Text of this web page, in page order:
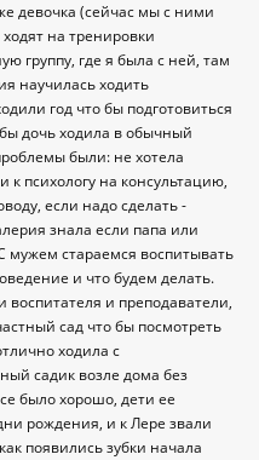
девочка (сейчас мы с ними
на тренировки
группу, где я была с ней, там
научилась ходить
год что бы подготовиться
дочь ходила в обычный
были: не хотела
к психологу на консультацию,
если надо сделать -
знала если папа или
мужем стараемся воспитывать
и что будем делать.
и преподаватели,
сад что бы посмотреть
ходила с
садик возле дома без
было хорошо, дети ее
рождения, и к Лере звали
появились зубки начала